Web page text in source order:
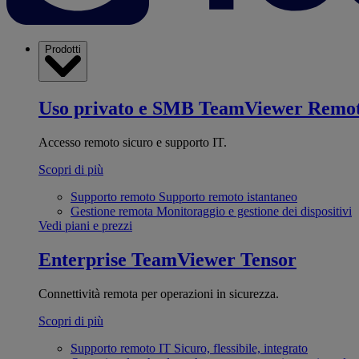
Prodotti
Uso privato e SMB TeamViewer
Accesso remoto sicuro e supporto IT.
Scopri di più
Supporto remoto Supporto remoto istantaneo
Gestione remota Monitoraggio e gestione dei dispositivi
Vedi piani e prezzi
Enterprise TeamViewer Tensor
Connettività remota per operazioni in sicurezza.
Scopri di più
Supporto remoto IT Sicuro, flessibile, integrato